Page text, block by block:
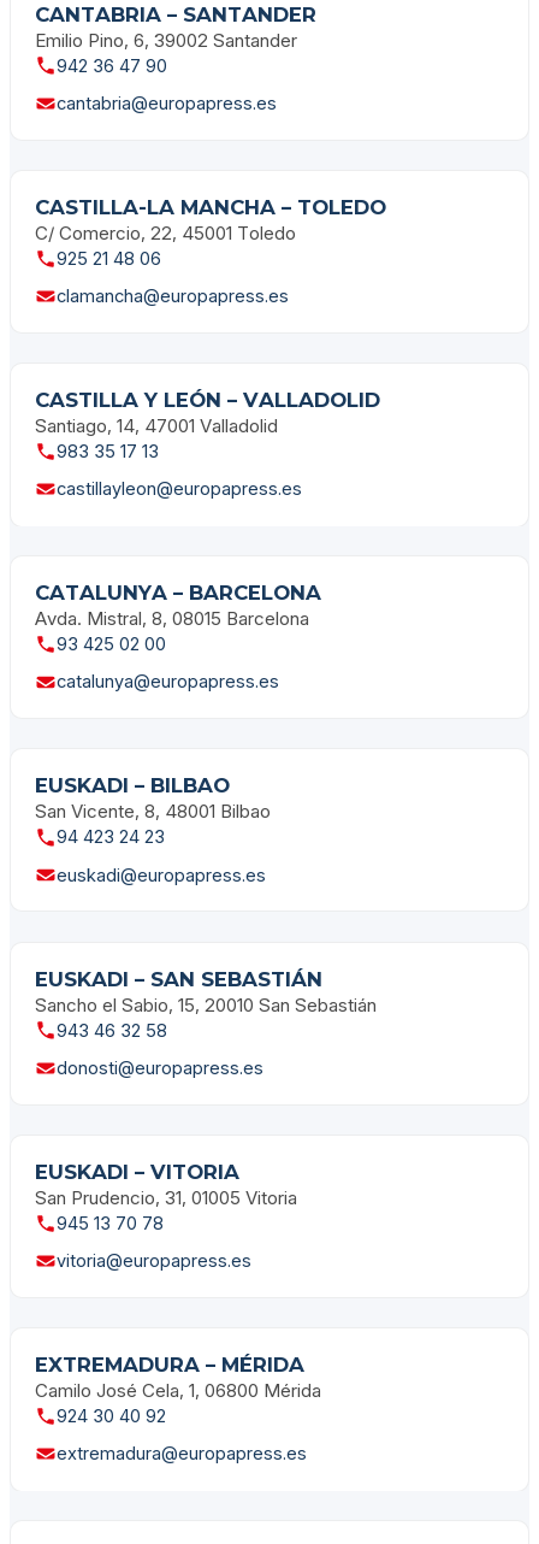
CANTABRIA – SANTANDER
Emilio Pino, 6, 39002 Santander
942 36 47 90
cantabria@europapress.es
CASTILLA-LA MANCHA – TOLEDO
C/ Comercio, 22, 45001 Toledo
925 21 48 06
clamancha@europapress.es
CASTILLA Y LEÓN – VALLADOLID
Santiago, 14, 47001 Valladolid
983 35 17 13
castillayleon@europapress.es
CATALUNYA – BARCELONA
Avda. Mistral, 8, 08015 Barcelona
93 425 02 00
catalunya@europapress.es
EUSKADI – BILBAO
San Vicente, 8, 48001 Bilbao
94 423 24 23
euskadi@europapress.es
EUSKADI – SAN SEBASTIÁN
Sancho el Sabio, 15, 20010 San Sebastián
943 46 32 58
donosti@europapress.es
EUSKADI – VITORIA
San Prudencio, 31, 01005 Vitoria
945 13 70 78
vitoria@europapress.es
EXTREMADURA – MÉRIDA
Camilo José Cela, 1, 06800 Mérida
924 30 40 92
extremadura@europapress.es